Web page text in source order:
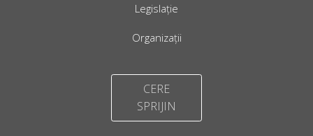
Legislație
Organizații
CERE
SPRIJIN